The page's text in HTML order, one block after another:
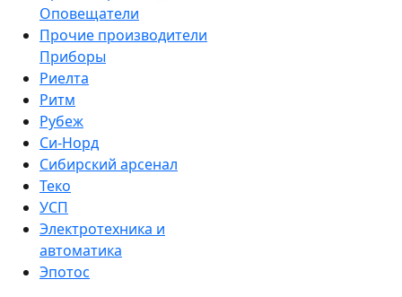
Оповещатели
Прочие производители
Приборы
Риелта
Ритм
Рубеж
Си-Норд
Сибирский арсенал
Теко
УСП
Электротехника и
автоматика
Эпотос